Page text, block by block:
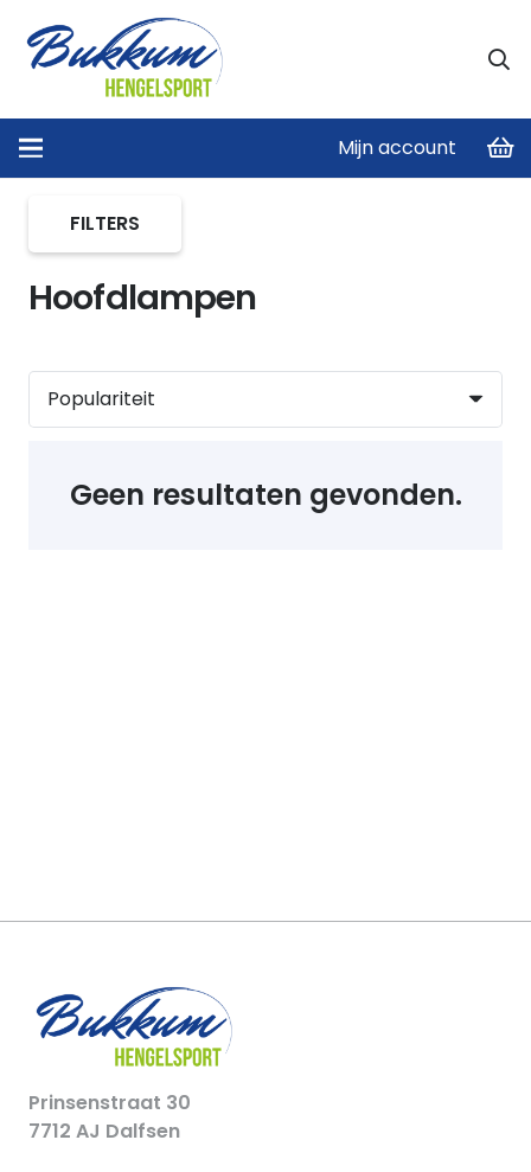
Mijn account
Home Hoofdlampen
Hoofdlampen
Geen resultaten gevonden.
FILTERS
Prinsenstraat 30
7712 AJ Dalfsen